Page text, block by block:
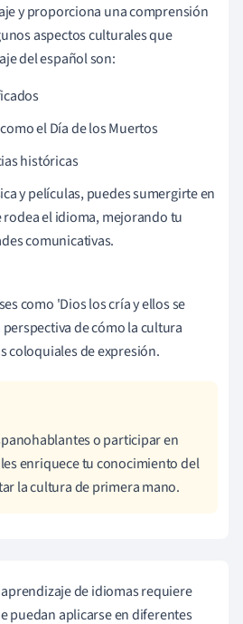
y proporciona una comprensión
aspectos culturales que
del español son:
el Día de los Muertos
históricas
y películas, puedes sumergirte en
el idioma, mejorando tu
comunicativas.
como 'Dios los cría y ellos se
de cómo la cultura
coloquiales de expresión.
o participar en
enriquece tu conocimiento del
la cultura de primera mano.
de idiomas requiere
puedan aplicarse en diferentes